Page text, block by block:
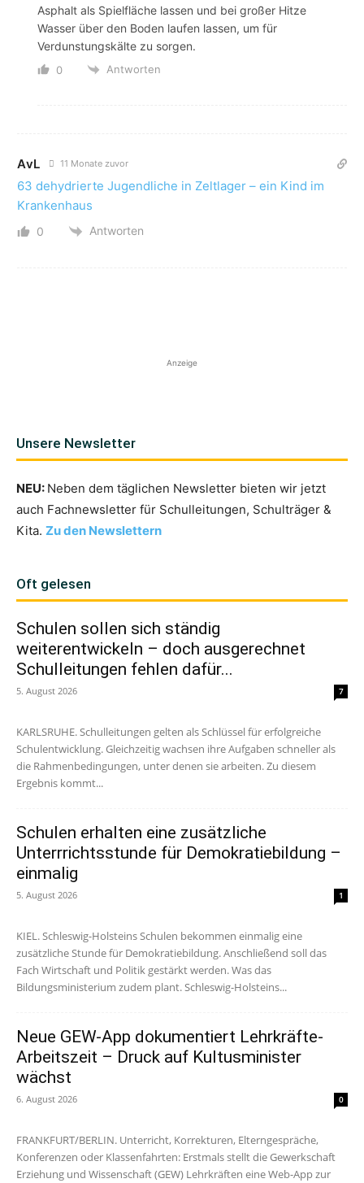
Asphalt als Spielfläche lassen und bei großer Hitze
Wasser über den Boden laufen lassen, um für
Verdunstungskälte zu sorgen.
0 Antworten
AvL 11 Monate zuvor
63 dehydrierte Jugendliche in Zeltlager – ein Kind im
Krankenhaus
0 Antworten
Anzeige
Unsere Newsletter
NEU: Neben dem täglichen Newsletter bieten wir jetzt
auch Fachnewsletter für Schulleitungen, Schulträger &
Kita. Zu den Newslettern
Oft gelesen
Schulen sollen sich ständig
weiterentwickeln – doch ausgerechnet
Schulleitungen fehlen dafür...
5. August 2026 7
KARLSRUHE. Schulleitungen gelten als Schlüssel für erfolgreiche
Schulentwicklung. Gleichzeitig wachsen ihre Aufgaben schneller als
die Rahmenbedingungen, unter denen sie arbeiten. Zu diesem
Ergebnis kommt...
Schulen erhalten eine zusätzliche
Unterrrichtsstunde für Demokratiebildung –
einmalig
5. August 2026 1
KIEL. Schleswig-Holsteins Schulen bekommen einmalig eine
zusätzliche Stunde für Demokratiebildung. Anschließend soll das
Fach Wirtschaft und Politik gestärkt werden. Was das
Bildungsministerium zudem plant. Schleswig-Holsteins...
Neue GEW-App dokumentiert Lehrkräfte-
Arbeitszeit – Druck auf Kultusminister
wächst
6. August 2026 0
FRANKFURT/BERLIN. Unterricht, Korrekturen, Elterngespräche,
Konferenzen oder Klassenfahrten: Erstmals stellt die Gewerkschaft
Erziehung und Wissenschaft (GEW) Lehrkräften eine Web-App zur